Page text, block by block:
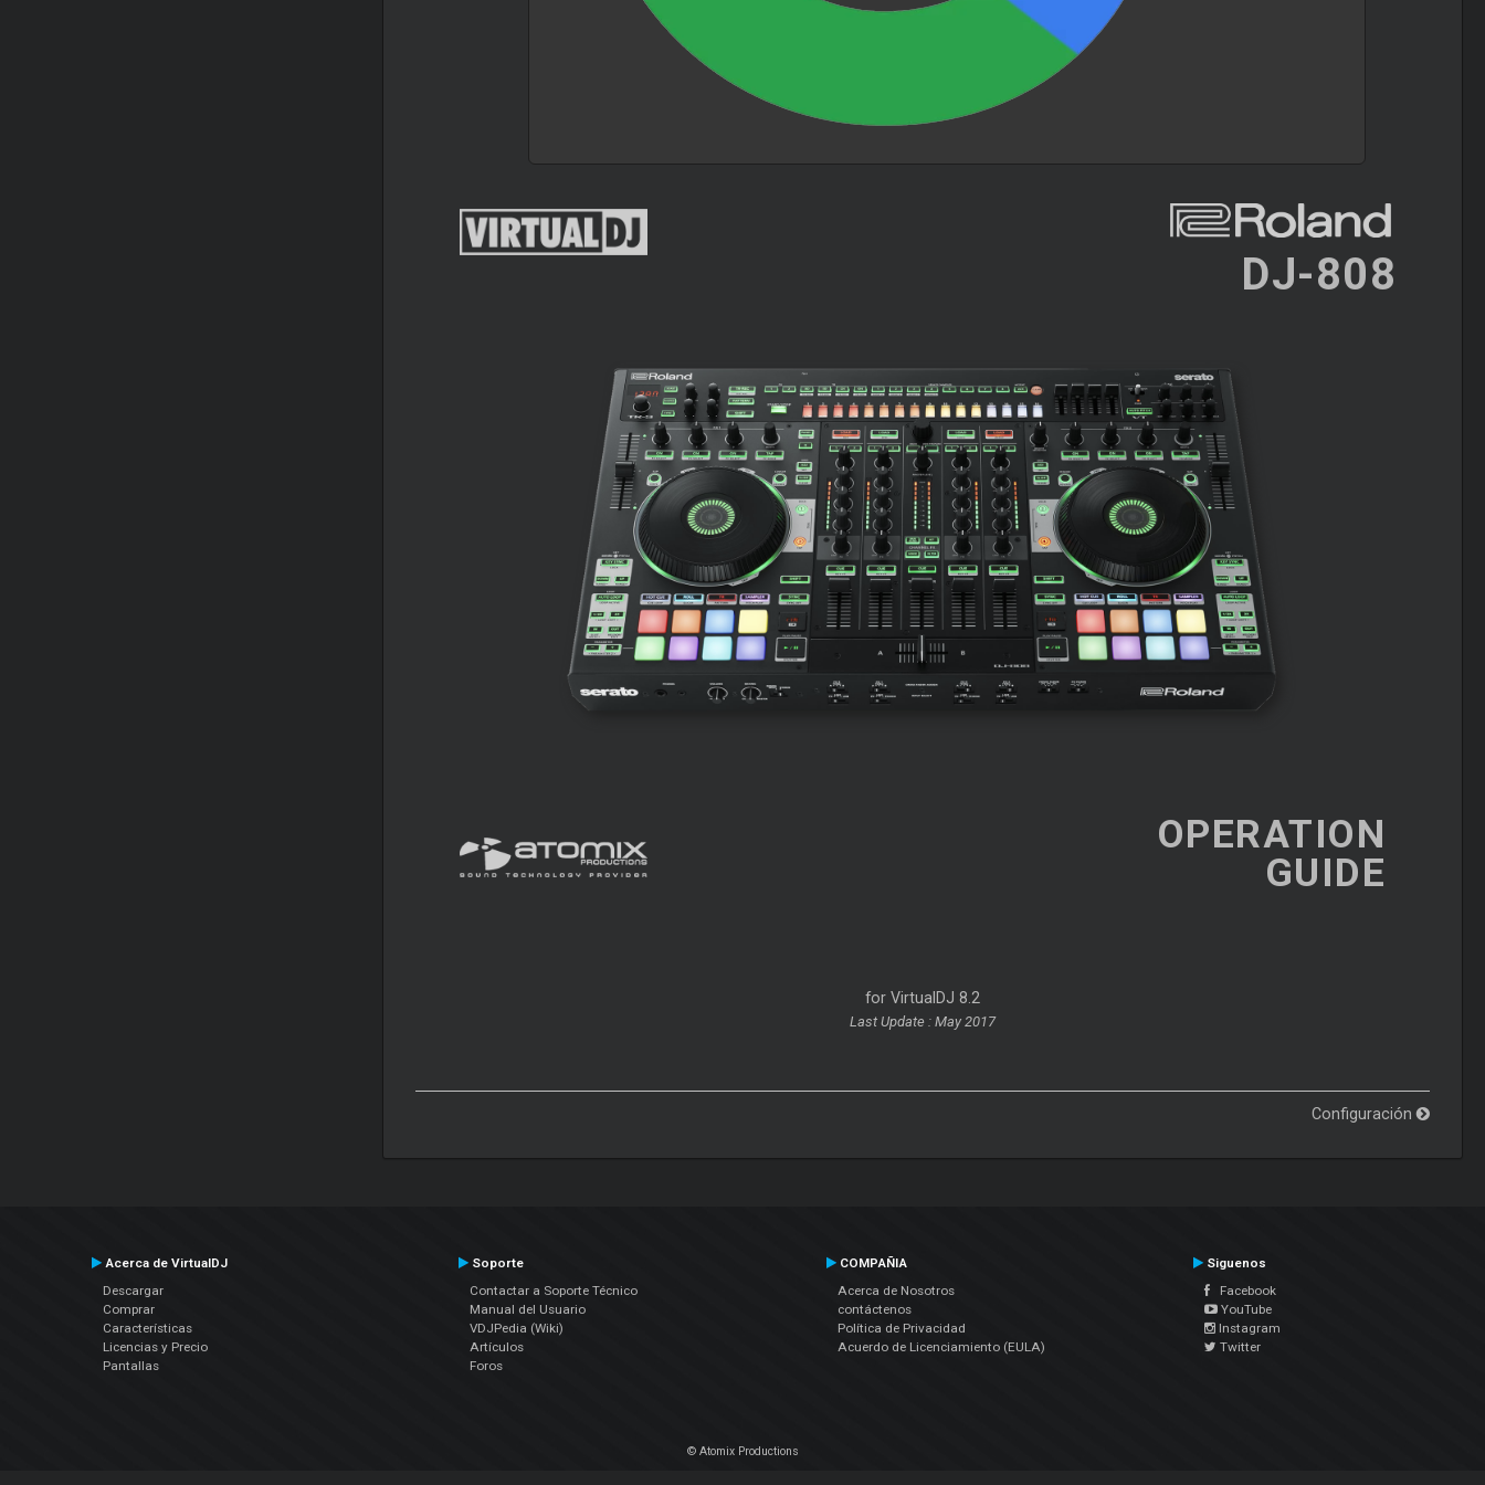
DJ-808
OPERATION
GUIDE
for VirtualDJ 8.2
Last Update : May 2017
Configuración
Acerca de VirtualDJ
Descargar
Comprar
Características
Licencias y Precio
Pantallas
Soporte
Contactar a Soporte Técnico
Manual del Usuario
VDJPedia (Wiki)
Artículos
Foros
COMPAÑIA
Acerca de Nosotros
contáctenos
Política de Privacidad
Acuerdo de Licenciamiento (EULA)
Siguenos
Facebook
YouTube
Instagram
Twitter
© Atomix Productions